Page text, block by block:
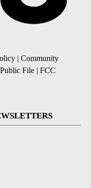
| Community
File | FCC